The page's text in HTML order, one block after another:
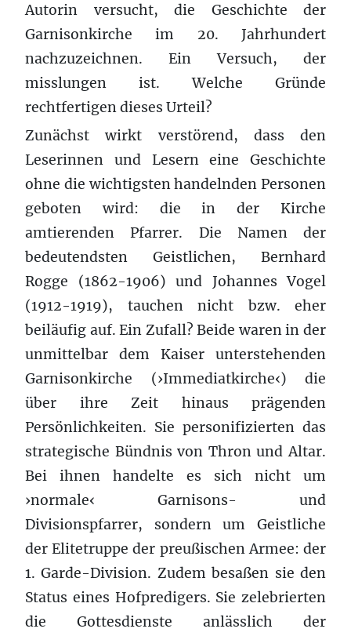
Autorin versucht, die Geschichte der
Garnisonkirche im 20. Jahrhundert
nachzuzeichnen. Ein Versuch, der
misslungen ist. Welche Gründe
rechtfertigen dieses Urteil?
Zunächst wirkt verstörend, dass den
Leserinnen und Lesern eine Geschichte
ohne die wichtigsten handelnden Personen
geboten wird: die in der Kirche
amtierenden Pfarrer. Die Namen der
bedeutendsten Geistlichen, Bernhard
Rogge (1862-1906) und Johannes Vogel
(1912-1919), tauchen nicht bzw. eher
beiläufig auf. Ein Zufall? Beide waren in der
unmittelbar dem Kaiser unterstehenden
Garnisonkirche (›Immediatkirche‹) die
über ihre Zeit hinaus prägenden
Persönlichkeiten. Sie personifizierten das
strategische Bündnis von Thron und Altar.
Bei ihnen handelte es sich nicht um
›normale‹ Garnisons- und
Divisionspfarrer, sondern um Geistliche
der Elitetruppe der preußischen Armee: der
1. Garde-Division. Zudem besaßen sie den
Status eines Hofpredigers. Sie zelebrierten
die Gottesdienste anlässlich der